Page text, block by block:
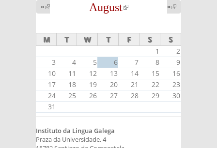
August
(link is
«
external)
»
external)
M T W T F S S
1
2
3
4 5 6 7 8
9
10
11 12 13 14 15
16
17
18 19 20 21 22
23
24
25 26 27 28 29
30
31
Instituto da Lingua Galega
Praza da Universidade, 4